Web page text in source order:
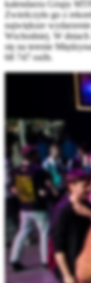
kalendarzu Grupy
Zwieńczyło go z
największe
Wschodniej. W
się na terenie
68 747 osób.